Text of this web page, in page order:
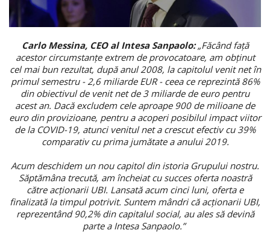
Потребительские кредиты
Ипотечные кредиты
Carlo Messina, CEO al Intesa Sanpaolo:„Făcând față
acestor circumstanțe extrem de provocatoare, am obținut
cel mai bun rezultat, după anul 2008, la capitolul venit net în
primul semestru - 2,6 miliarde EUR - ceea ce reprezintă 86%
din obiectivul de venit net de 3 miliarde de euro pentru
acest an. Dacă excludem cele aproape 900 de milioane de
euro din provizioane, pentru a acoperi posibilul impact viitor
de la COVID-19, atunci venitul net a crescut efectiv cu 39%
comparativ cu prima jumătate a anului 2019.
Acum deschidem un nou capitol din istoria Grupului nostru.
Săptămâna trecută, am încheiat cu succes oferta noastră
către acționarii UBI. Lansată acum cinci luni, oferta e
finalizată la timpul potrivit. Suntem mândri că acționarii UBI,
reprezentând 90,2% din capitalul social, au ales să devină
parte a Intesa Sanpaolo.”